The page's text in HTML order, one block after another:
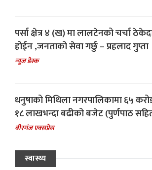
पर्सा क्षेत्र ४ (ख) मा लालटेनको चर्चा
होईन ,जनताको सेवा गर्छु – प्रहलाद गुप्ता
न्यूज डेस्क
धनुषाको मिथिला नगरपालिकामा ६५
१८ लाखभन्दा बढीको बजेट (पुर्णपाठ
बीरगंज एक्सप्रेस
स्वास्थ्य